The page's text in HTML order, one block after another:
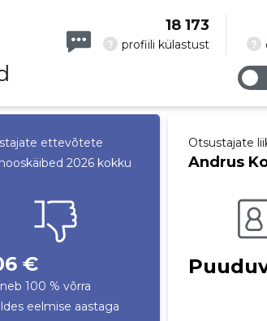
? profiili külastust
18 173
?
ettevõtete
2026 kokku
€
100 % võrra
eelmise aastaga
Otsustajate
Andrus